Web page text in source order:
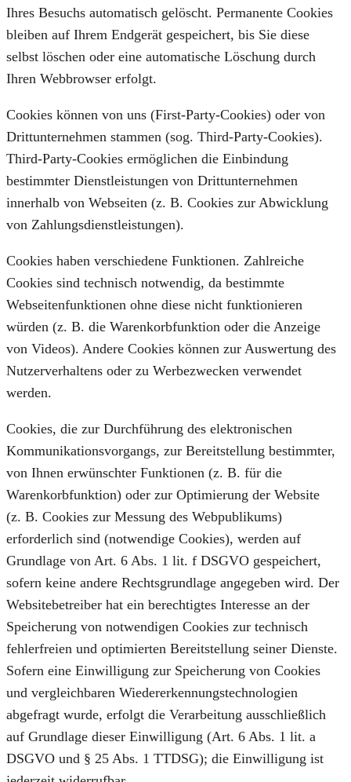
Ihres Besuchs automatisch gelöscht. Permanente Cookies
bleiben auf Ihrem Endgerät gespeichert, bis Sie diese
selbst löschen oder eine automatische Löschung durch
Ihren Webbrowser erfolgt.
Cookies können von uns (First-Party-Cookies) oder von
Drittunternehmen stammen (sog. Third-Party-Cookies).
Third-Party-Cookies ermöglichen die Einbindung
bestimmter Dienstleistungen von Drittunternehmen
innerhalb von Webseiten (z. B. Cookies zur Abwicklung
von Zahlungsdienstleistungen).
Cookies haben verschiedene Funktionen. Zahlreiche
Cookies sind technisch notwendig, da bestimmte
Webseitenfunktionen ohne diese nicht funktionieren
würden (z. B. die Warenkorbfunktion oder die Anzeige
von Videos). Andere Cookies können zur Auswertung des
Nutzerverhaltens oder zu Werbezwecken verwendet
werden.
Cookies, die zur Durchführung des elektronischen
Kommunikationsvorgangs, zur Bereitstellung bestimmter,
von Ihnen erwünschter Funktionen (z. B. für die
Warenkorbfunktion) oder zur Optimierung der Website
(z. B. Cookies zur Messung des Webpublikums)
erforderlich sind (notwendige Cookies), werden auf
Grundlage von Art. 6 Abs. 1 lit. f DSGVO gespeichert,
sofern keine andere Rechtsgrundlage angegeben wird. Der
Websitebetreiber hat ein berechtigtes Interesse an der
Speicherung von notwendigen Cookies zur technisch
fehlerfreien und optimierten Bereitstellung seiner Dienste.
Sofern eine Einwilligung zur Speicherung von Cookies
und vergleichbaren Wiedererkennungstechnologien
abgefragt wurde, erfolgt die Verarbeitung ausschließlich
auf Grundlage dieser Einwilligung (Art. 6 Abs. 1 lit. a
DSGVO und § 25 Abs. 1 TTDSG); die Einwilligung ist